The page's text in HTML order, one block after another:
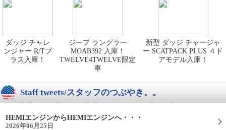
ダッジ チャレ
ンジャー R/Tプ
ラス入庫！
ジープ ラングラー
MOAB392 入庫！
TWELVE4TWELVE限定
車
新型 ダッジ チャージャ
ー SCATPACK PLUS ４ド
アモデル入庫！
Staff tweets/スタッフのつぶやき。。
HEMIエンジンからHEMIエンジンへ・・・
2026年06月25日